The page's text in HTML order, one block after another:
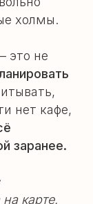
холмы.
это не
нет кафе,
заранее.
карте.